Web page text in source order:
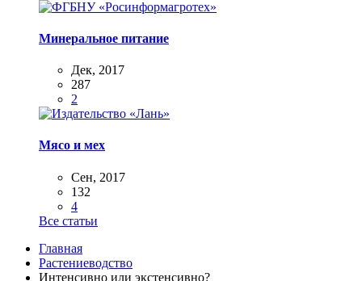
Минеральное питание
Дек, 2017
287
2
Мясо и мех
Сен, 2017
132
4
Все статьи
Главная
Растениеводство
Интенсивно или экстенсивно?